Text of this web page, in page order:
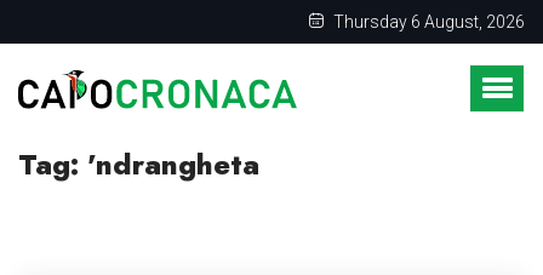
Thursday 6 August, 2026
Tag: 'ndrangheta